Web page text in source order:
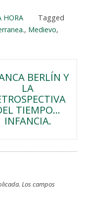
HORA
Tagged
, Medievo,
BERLÍN Y
LA
TIEMPO…
INFANCIA.
Los campos